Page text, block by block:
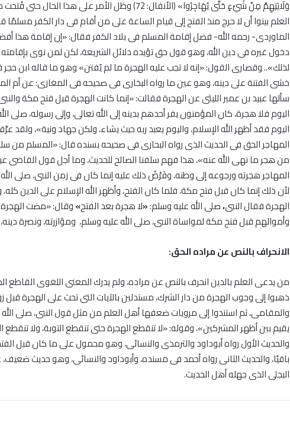
وَلَايَتِهِمْ مِنْ شَيْءٍ حَتَّى يُهَاجِرُوا» (الأنفال: 72) وظل الأمر
العلم بينوا أن لا حرج منذ الفتح إلى قيام الساعة على من أقام فى دار الكفر مسلمًا
الماوردى- رحمه الله- فضل إقامة المسلم فى بلاد الكفر فقال: «إن إقامة هذا
دخول غيره فى دين الله، وهو قول حق تؤيده دلائل الشريعة، لكن لمن نوى بإقامته
لذلك».. وقصارى القول: «إنه لا تجب عليه الهجرة ما لم يُفتن» وهو ما قاله ابن
خشى الفتنة على دينه، وهو عين ما رواه البخارى فى صحيحه فى المغازى: عن أم
سألها عبيد بن عمير الليثى عن الهجرة فقالت: «إنما كانت الهجرة قبل فتح مكة
اليوم فلا هجرة، كان المؤمنون يفر أحدهم بدينه إلى الله تعالى، وإلى رسوله، صلى
اليوم فقد أظهر الله الإسلام، واليوم يعبد ربه حيث يشاء، ولكن جهاد ونية»، ولقد
المهاجر الحق فى الحديث الذى رواه البحارى فى صحيحه بسنده قال: «المسلم من
من هجر ما نهى الله عنه»، هذا فهم سلفنا الصالح للحديث، وما أجل قول القاضى
المهاجر هجرته ورجوعه إلى وطنه، وفَرْضُ ذلك عليه إنما كان فى زمن النبى، صلى
لأن ذلك إنما كان قبل فتح مكة، فلما كان الفتح، وأظهر الله الإسلام على الدين
الهجرة فقال النبى،صلى الله عليه وسلم:«لا هجرة بعد الفتح»وقال: «مضت الهجرة
وأموالهم قبل فتح مكة لمواساة النبى، صلى الله عليه وسلم، ومؤازرته، ونصرة
الانحراف بالنص عن مراده الحق:
من يدعى العلم بالدين انحرف بالنص عن مراده، ولم يدرك المعنى اللغوى القاطع
ذهبوا إلى وجوب الهجرة من دار الشرك، مستدلين بالآيات التى تحث على الهجرة
والمقامى، ثم استندوا إلى مرويات ضعفها أهل العلم من مثل قول النبى، صلى
يقيم بين أظهر المشركين»، وقوله: «لا تنقطع الهجرة حتى تنقطع التوبة، ولا
والحديث الأول رواه أبوداود والترمذى والنسائى، وهو محمول على ما كان قبل
باقيًا، والحديث الثانى رواه أحمد فى مسنده، وأبوداود والنسائى، وهو حديث
البجلى الذى جهله أهل الحديث.